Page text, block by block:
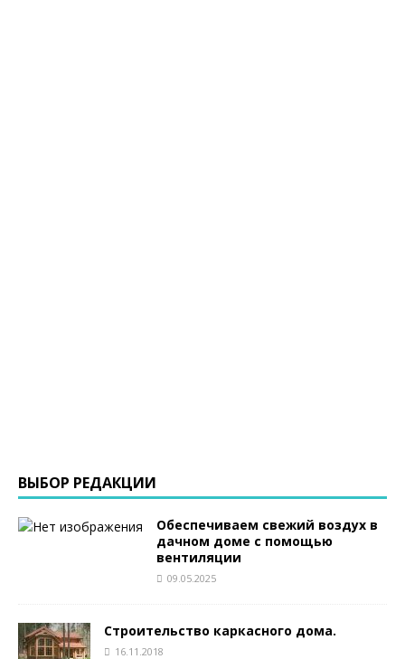
ВЫБОР РЕДАКЦИИ
Обеспечиваем свежий воздух в
дачном доме с помощью
вентиляции
09.05.2025
Строительство каркасного дома.
16.11.2018